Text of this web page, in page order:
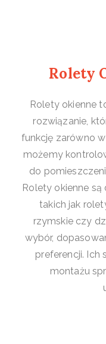
Rolety
Rolety okienne
rozwiązanie,
funkcję zarówno
możemy
do
Rolety okienne
takich jak
rzymskie czy
wybór,
preferencji. Ich
montażu